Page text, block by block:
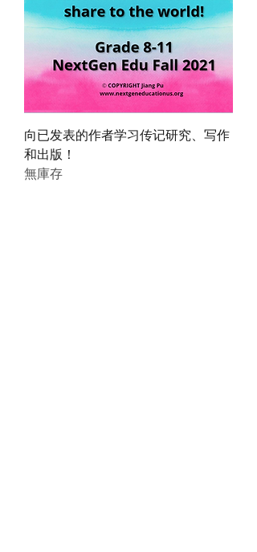
向已发表的作者学习传记研究、写作
和出版！
無庫存